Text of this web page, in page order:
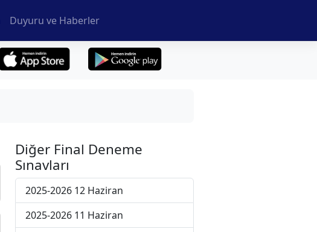
Duyuru ve Haberler
Diğer Final Deneme
Sınavları
2025-2026 12 Haziran
2025-2026 11 Haziran